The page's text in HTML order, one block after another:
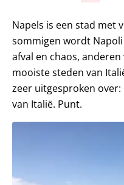
Napels is een stad met
sommigen wordt
afval en chaos,
mooiste steden van
zeer uitgesproken
van Italië. Punt.